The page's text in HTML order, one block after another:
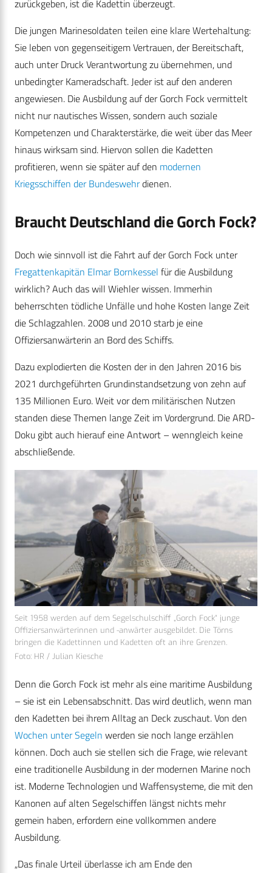
zurückgeben, ist die Kadettin überzeugt.
Die jungen Marinesoldaten teilen eine klare Wertehaltung:
Sie leben von gegenseitigem Vertrauen, der Bereitschaft,
auch unter Druck Verantwortung zu übernehmen, und
unbedingter Kameradschaft. Jeder ist auf den anderen
angewiesen. Die Ausbildung auf der Gorch Fock vermittelt
nicht nur nautisches Wissen, sondern auch soziale
Kompetenzen und Charakterstärke, die weit über das Meer
hinaus wirksam sind. Hiervon sollen die Kadetten
profitieren, wenn sie später auf den modernen
Kriegsschiffen der Bundeswehrdienen.
Braucht Deutschland die Gorch Fock?
Doch wie sinnvoll ist die Fahrt auf der Gorch Fock unter
Fregattenkapitän Elmar Bornkessel für die Ausbildung
wirklich? Auch das will Wiehler wissen. Immerhin
beherrschten tödliche Unfälle und hohe Kosten lange Zeit
die Schlagzahlen. 2008 und 2010 starb je eine
Offiziersanwärterin an Bord des Schiffs.
Dazu explodierten die Kosten der in den Jahren 2016 bis
2021 durchgeführten Grundinstandsetzung von zehn auf
135 Millionen Euro. Weit vor dem militärischen Nutzen
standen diese Themen lange Zeit im Vordergrund. Die ARD-
Doku gibt auch hierauf eine Antwort – wenngleich keine
abschließende.
Seit 1958 werden auf dem Segelschulschiff „Gorch Fock“ junge
Offiziersanwärterinnen und -anwärter ausgebildet. Die Törns
bringen die Kadettinnen und Kadetten oft an ihre Grenzen.
Foto: HR / Julian Kiesche
Denn die Gorch Fock ist mehr als eine maritime Ausbildung
– sie ist ein Lebensabschnitt. Das wird deutlich, wenn man
den Kadetten bei ihrem Alltag an Deck zuschaut. Von den
Wochen unter Segeln werden sie noch lange erzählen
können. Doch auch sie stellen sich die Frage, wie relevant
eine traditionelle Ausbildung in der modernen Marine noch
ist. Moderne Technologien und Waffensysteme, die mit den
Kanonen auf alten Segelschiffen längst nichts mehr
gemein haben, erfordern eine vollkommen andere
Ausbildung.
„Das finale Urteil überlasse ich am Ende den